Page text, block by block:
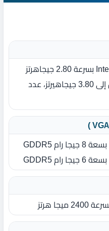
معالج Intel® Core™ i7‎-7700HQ بسرعة 2.80 جيجاهرتز
‏(‏6 ميجابايت ذاكرة مؤقتة، تصل إلى 3.80 جيجاهيرتز، عدد